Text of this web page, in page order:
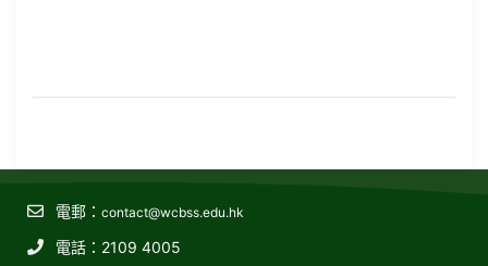
電郵： contact@wcbss.edu.hk
電話：2109 4005